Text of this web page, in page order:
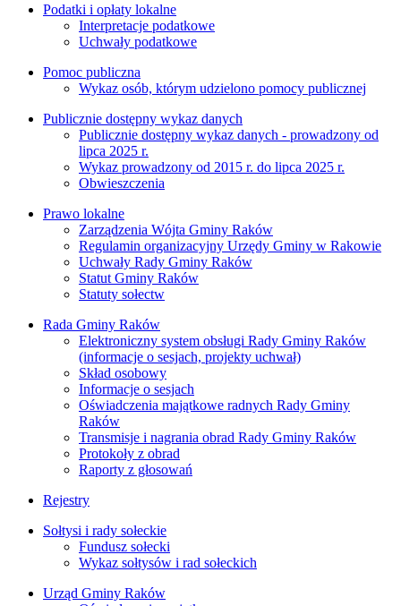
Podatki i opłaty lokalne
Interpretacje podatkowe
Uchwały podatkowe
Pomoc publiczna
Wykaz osób, którym udzielono pomocy publicznej
Publicznie dostępny wykaz danych
Publicznie dostępny wykaz danych - prowadzony od
lipca 2025 r.
Wykaz prowadzony od 2015 r. do lipca 2025 r.
Obwieszczenia
Prawo lokalne
Zarządzenia Wójta Gminy Raków
Regulamin organizacyjny Urzędy Gminy w Rakowie
Uchwały Rady Gminy Raków
Statut Gminy Raków
Statuty sołectw
Rada Gminy Raków
Elektroniczny system obsługi Rady Gminy Raków
(informacje o sesjach, projekty uchwał)
Skład osobowy
Informacje o sesjach
Oświadczenia majątkowe radnych Rady Gminy
Raków
Transmisje i nagrania obrad Rady Gminy Raków
Protokoły z obrad
Raporty z głosowań
Rejestry
Sołtysi i rady sołeckie
Fundusz sołecki
Wykaz sołtysów i rad sołeckich
Urząd Gminy Raków